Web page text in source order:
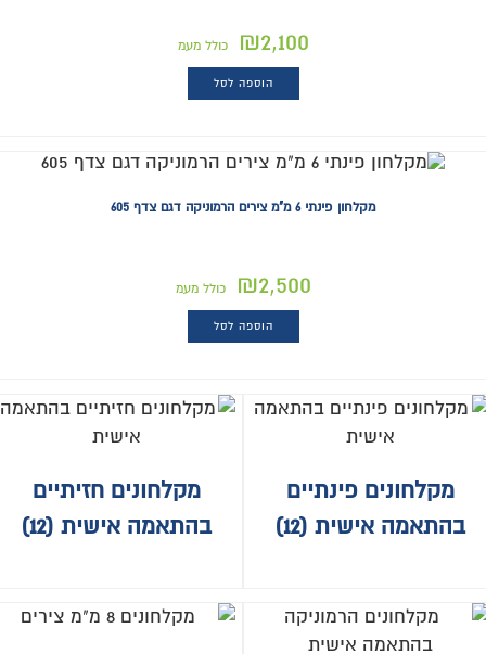
₪2,100 כולל מעמ
הוספה לסל
מקלחון פינתי 6 מ"מ צירים הרמוניקה דגם צדף 605
₪2,500 כולל מעמ
הוספה לסל
מקלחונים פינתיים
בהתאמה אישית (12)
מקלחונים חזיתיים
בהתאמה אישית (12)